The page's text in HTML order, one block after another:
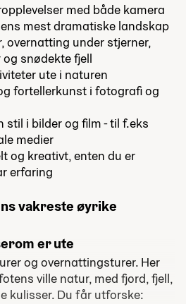
med både kamera
mest dramatiske landskap
overnatting under stjerner,
snødekte fjell
ute i naturen
fortellerkunst i fotografi og
stil i bilder og film - til f.eks
medier
og kreativt, enten du er
erfaring
vakreste øyrike
er ute
og overnattingsturer. Her
ville natur, med fjord, fjell,
kulisser. Du får utforske: